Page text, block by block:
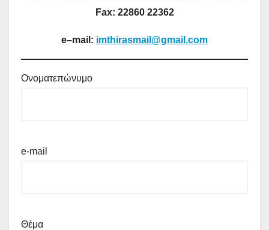
Fax: 22860 22362
e–mail : imthirasmail@gmail.com
Ονοματεπώνυμο
e-mail
Θέμα